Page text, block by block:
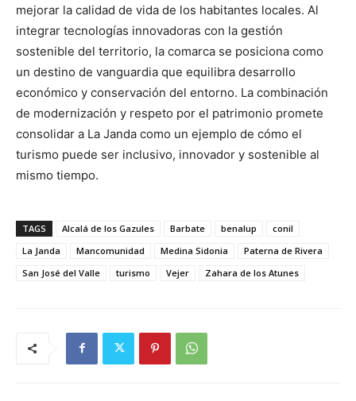
mejorar la calidad de vida de los habitantes locales. Al
integrar tecnologías innovadoras con la gestión
sostenible del territorio, la comarca se posiciona como
un destino de vanguardia que equilibra desarrollo
económico y conservación del entorno. La combinación
de modernización y respeto por el patrimonio promete
consolidar a La Janda como un ejemplo de cómo el
turismo puede ser inclusivo, innovador y sostenible al
mismo tiempo.
TAGS Alcalá de los Gazules Barbate benalup
conil
La Janda
Mancomunidad Medina Sidonia
Paterna de Rivera
San José del Valle
turismo Vejer Zahara de los Atunes